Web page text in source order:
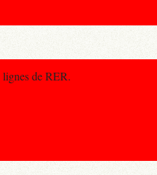
de RER.